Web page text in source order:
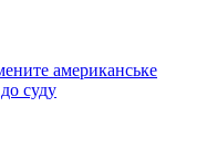
американське
суду